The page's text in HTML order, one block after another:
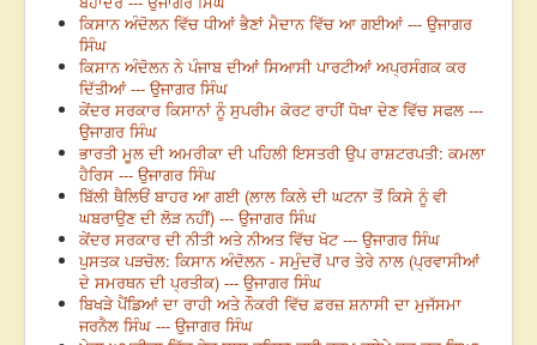
ਕਿਸਾਨ ਅੰਦੋਲਨ ਵਿੱਚ ਧੀਆਂ ਭੈਣਾਂ ਮੈਦਾਨ ਵਿੱਚ ਆ ਗਈਆਂ --- ਉਜਾਗਰ
ਸਿੰਘ
ਕਿਸਾਨ ਅੰਦੋਲਨ ਨੇ ਪੰਜਾਬ ਦੀਆਂ ਸਿਆਸੀ ਪਾਰਟੀਆਂ ਅਪ੍ਰਸੰਗਕ ਕਰ
ਦਿੱਤੀਆਂ --- ਉਜਾਗਰ ਸਿੰਘ
ਕੇਂਦਰ ਸਰਕਾਰ ਕਿਸਾਨਾਂ ਨੂੰ ਸੁਪਰੀਮ ਕੋਰਟ ਰਾਹੀਂ ਧੋਖਾ ਦੇਣ ਵਿੱਚ ਸਫਲ ---
ਉਜਾਗਰ ਸਿੰਘ
ਭਾਰਤੀ ਮੂਲ ਦੀ ਅਮਰੀਕਾ ਦੀ ਪਹਿਲੀ ਇਸਤਰੀ ਉਪ ਰਾਸ਼ਟਰਪਤੀ: ਕਮਲਾ
ਹੈਰਿਸ --- ਉਜਾਗਰ ਸਿੰਘ
ਬਿੱਲੀ ਥੈਲਿਓਂ ਬਾਹਰ ਆ ਗਈ (ਲਾਲ ਕਿਲੇ ਦੀ ਘਟਨਾ ਤੋਂ ਕਿਸੇ ਨੂੰ ਵੀ
ਘਬਰਾਉਣ ਦੀ ਲੋੜ ਨਹੀਂ) --- ਉਜਾਗਰ ਸਿੰਘ
ਕੇਂਦਰ ਸਰਕਾਰ ਦੀ ਨੀਤੀ ਅਤੇ ਨੀਅਤ ਵਿੱਚ ਖੋਟ --- ਉਜਾਗਰ ਸਿੰਘ
ਪੁਸਤਕ ਪੜਚੋਲ: ਕਿਸਾਨ ਅੰਦੋਲਨ - ਸਮੁੰਦਰੋਂ ਪਾਰ ਤੇਰੇ ਨਾਲ (ਪ੍ਰਵਾਸੀਆਂ
ਦੇ ਸਮਰਥਨ ਦੀ ਪ੍ਰਤੀਕ) --- ਉਜਾਗਰ ਸਿੰਘ
ਬਿਖੜੇ ਪੈਂਡਿਆਂ ਦਾ ਰਾਹੀ ਅਤੇ ਨੌਕਰੀ ਵਿੱਚ ਫ਼ਰਜ਼ ਸ਼ਨਾਸੀ ਦਾ ਮੁਜੱਸਮਾ
ਜਰਨੈਲ ਸਿੰਘ --- ਉਜਾਗਰ ਸਿੰਘ